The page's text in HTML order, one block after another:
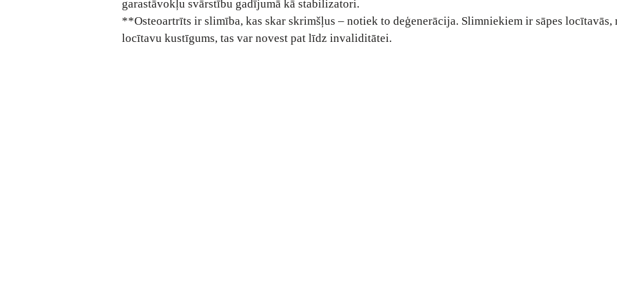
garastāvokļu svārstību gadījumā kā stabilizatori.
**Osteoartrīts ir slimība, kas skar skrimšļus – notiek to deģenerācija. Slimniekiem ir sāpes locītavās,
locītavu kustīgums, tas var novest pat līdz invaliditātei.